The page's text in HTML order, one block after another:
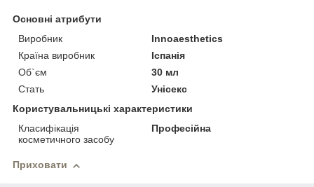
Основні атрибути
Виробник
Innoaesthetics
Країна виробник
Іспанія
Об`єм
30 мл
Стать
Унісекс
Користувальницькі характеристики
Класифікація
косметичного засобу
Професійна
Приховати